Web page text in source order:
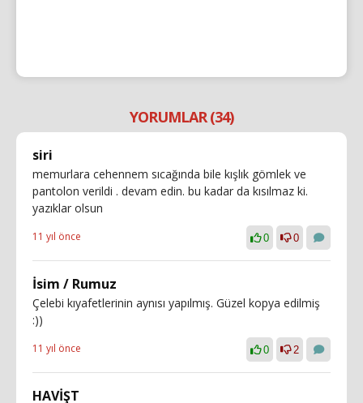
YORUMLAR (34)
siri
memurlara cehennem sıcağında bile kışlık gömlek ve
pantolon verildi . devam edin. bu kadar da kısılmaz ki.
yazıklar olsun
11 yıl önce 0 0
İsim / Rumuz
Çelebi kıyafetlerinin aynısı yapılmış. Güzel kopya edilmiş
:))
11 yıl önce 0 2
HAVİŞT